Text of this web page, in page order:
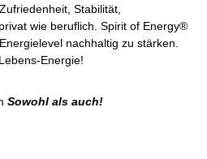
Stabilität,
wie beruflich. Spirit of Energy®
nachhaltig zu stärken.
Energie!
Sowohl als auch!